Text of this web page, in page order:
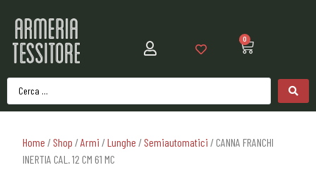
0
Home / Shop /Armi /Lunghe / Semiautomatici / CANNA FRANCHI
INERTIA CAL. 12 CM 61 MC